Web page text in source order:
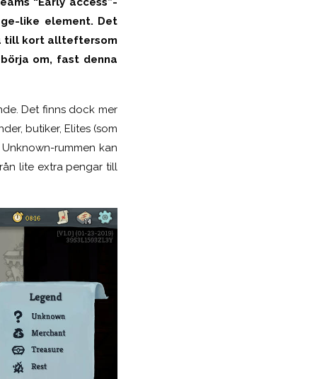
like element. Det
till kort allteftersom
om, fast denna
Det finns dock mer
butiker, Elites (som
rummen kan
lite extra pengar till